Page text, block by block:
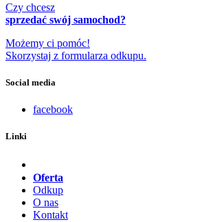
Czy chcesz
sprzedać swój samochod?
Możemy ci pomóc!
Skorzystaj z formularza odkupu.
Social media
facebook
Linki
Oferta
Odkup
O nas
Kontakt